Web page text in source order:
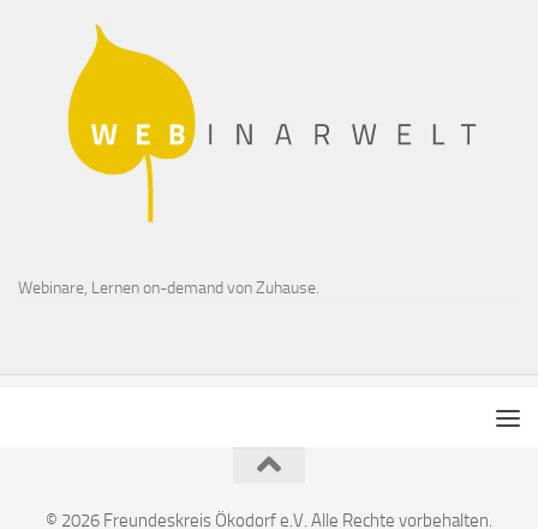
Webinare, Lernen on-demand von Zuhause.
© 2026 Freundeskreis Ökodorf e.V. Alle Rechte vorbehalten.